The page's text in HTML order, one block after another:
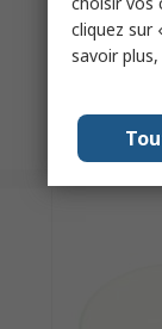
cliquez sur
savoir